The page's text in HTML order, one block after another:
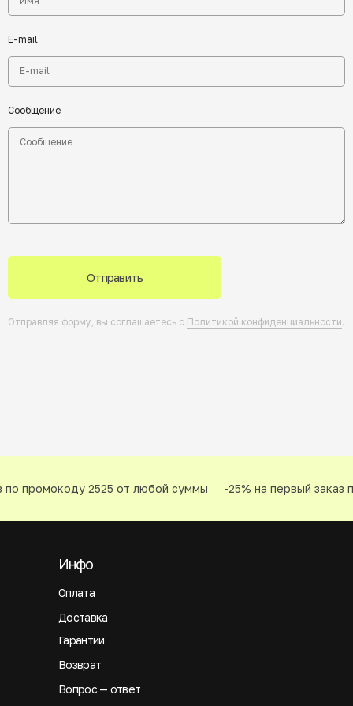
E-mail
Сообщение
Отправить
Отправляя форму, вы соглашаетесь с Политикой конфиденциальности.
промокоду 2525 от любой суммы -25% на первый заказ
Оплата
Инфо
Доставка
Гарантии
Возврат
Вопрос — ответ